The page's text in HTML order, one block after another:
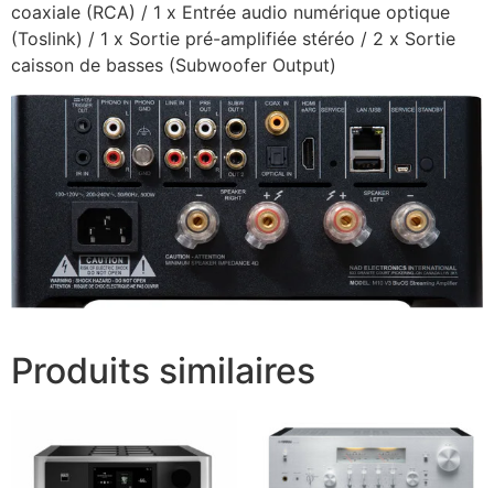
coaxiale (RCA) / 1 x Entrée audio numérique optique
(Toslink) / 1 x Sortie pré-amplifiée stéréo / 2 x Sortie
caisson de basses (Subwoofer Output)
Produits similaires